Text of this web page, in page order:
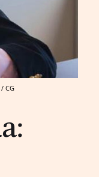
CG